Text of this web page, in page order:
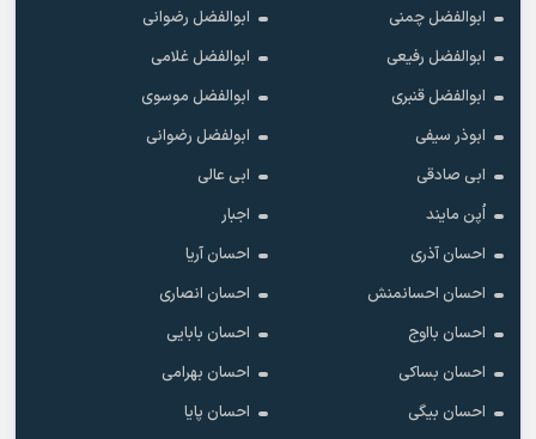
ابوالفضل چمنی
ابوالفضل رضوانی
ابوالفضل رفیعی
ابوالفضل غلامی
ابوالفضل قنبری
ابوالفضل موسوی
ابوذر سیفی
ابولفضل رضوانی
ابی صادقی
ابی عالی
اُپن مایند
اجبار
احسان آذری
احسان آریا
احسان احسانمنش
احسان انصاری
احسان بااوج
احسان بابایی
احسان بساکی
احسان بهرامی
احسان بیگی
احسان پایا